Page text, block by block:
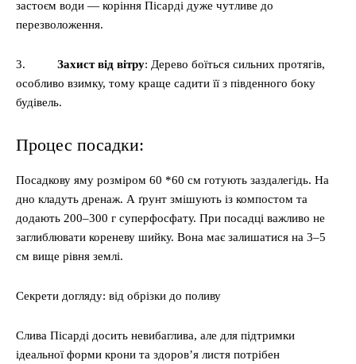
застоєм води — коріння Пісарді дуже чутливе до
перезволоження.
3. Захист від вітру: Дерево боїться сильних протягів,
особливо взимку, тому краще садити її з південного боку
будівель.
Процес посадки:
Посадкову яму розміром 60 *60 см готують заздалегідь. На
дно кладуть дренаж. А ґрунт змішують із компостом та
додають 200–300 г суперфосфату. При посадці важливо не
заглиблювати кореневу шийку. Вона має залишатися на 3–5
см вище рівня землі.
Секрети догляду: від обрізки до поливу
Слива Пісарді досить невибаглива, але для підтримки
ідеальної форми крони та здоров’я листя потрібен